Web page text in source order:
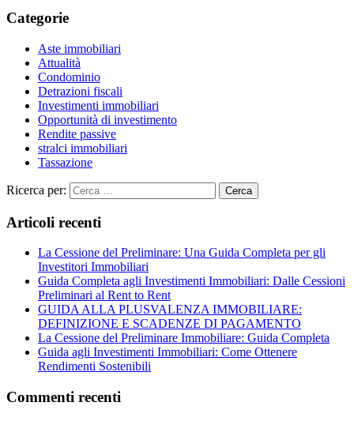
Categorie
Aste immobiliari
Attualità
Condominio
Detrazioni fiscali
Investimenti immobiliari
Opportunità di investimento
Rendite passive
stralci immobiliari
Tassazione
Ricerca per: Cerca
Articoli recenti
La Cessione del Preliminare: Una Guida Completa per gli
Investitori Immobiliari
Guida Completa agli Investimenti Immobiliari: Dalle Cessioni
Preliminari al Rent to Rent
GUIDA ALLA PLUSVALENZA IMMOBILIARE:
DEFINIZIONE E SCADENZE DI PAGAMENTO
La Cessione del Preliminare Immobiliare: Guida Completa
Guida agli Investimenti Immobiliari: Come Ottenere
Rendimenti Sostenibili
Commenti recenti